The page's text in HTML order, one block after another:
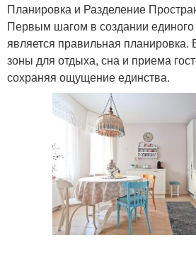
Планировка и Разделение
Первым шагом в создании единого
является правильная планировка.
зоны для отдыха, сна и приема
сохраняя ощущение единства.